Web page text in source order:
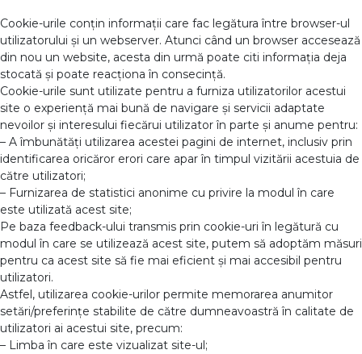
Cookie-urile conțin informații care fac legătura între browser-ul
utilizatorului și un webserver. Atunci când un browser accesează
din nou un website, acesta din urmă poate citi informația deja
stocată și poate reacționa în consecință.
Cookie-urile sunt utilizate pentru a furniza utilizatorilor acestui
site o experiență mai bună de navigare și servicii adaptate
nevoilor și interesului fiecărui utilizator în parte și anume pentru:
– A îmbunătăți utilizarea acestei pagini de internet, inclusiv prin
identificarea oricăror erori care apar în timpul vizitării acestuia de
către utilizatori;
– Furnizarea de statistici anonime cu privire la modul în care
este utilizată acest site;
Pe baza feedback-ului transmis prin cookie-uri în legătură cu
modul în care se utilizează acest site, putem să adoptăm măsuri
pentru ca acest site să fie mai eficient și mai accesibil pentru
utilizatori.
Astfel, utilizarea cookie-urilor permite memorarea anumitor
setări/preferințe stabilite de către dumneavoastră în calitate de
utilizatori ai acestui site, precum:
– Limba în care este vizualizat site-ul;